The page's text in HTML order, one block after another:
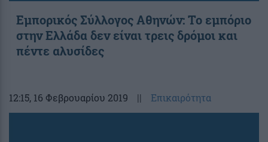
Εμπορικός Σύλλογος Αθηνών: Το εμπόριο
στην Ελλάδα δεν είναι τρεις δρόμοι και
πέντε αλυσίδες
12:15, 16 Φεβρουαρίου 2019 || Επικαιρότητα